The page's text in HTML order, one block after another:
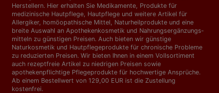
Herstellern. Hier erhalten Sie Medikamente, Produkte für
medizinische Hautpflege, Hautpflege und weitere Artikel für
Allergiker, homöopathische Mittel, Naturheilprodukte und eine
breite Auswahl an Apothekenkosmetik und Nahrungs­ergänzungs­
mitteln zu günstigen Preisen. Auch bieten wir günstige
Naturkosmetik und Hautpflegeprodukte für chronische Probleme
zu reduzierten Preisen. Wir bieten Ihnen in einem Vollsortiment
auch rezeptfreie Artikel zu niedrigen Preisen sowie
apothekenpflichtige Pflegeprodukte für hochwertige Ansprüche.
Ab einem Bestellwert von 129,00 EUR ist die Zustellung
kostenfrei.